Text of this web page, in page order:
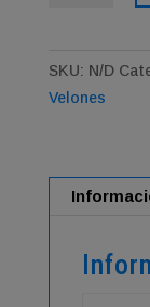
SKU: N/D
Velones